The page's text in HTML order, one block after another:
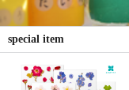
special item